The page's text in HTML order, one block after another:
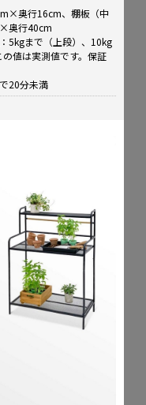
奥行16cm、棚板（中
奥行40cm
5kgまで（上段）、10kg
値は実測値です。保証
20分未満